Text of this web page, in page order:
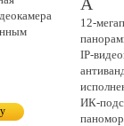
12-
IP-
ИК-